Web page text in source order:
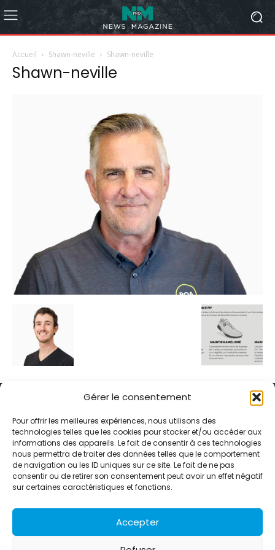
Gérer le consentement
Pour offrir les meilleures expériences, nous utilisons des
technologies telles que les cookies pour stocker et/ou accéder aux
informations des appareils. Le fait de consentir à ces technologies
nous permettra de traiter des données telles que le comportement
de navigation ou les ID uniques sur ce site. Le fait de ne pas
consentir ou de retirer son consentement peut avoir un effet négatif
sur certaines caractéristiques et fonctions.
Accepter
Accueil Shawn-neville Shawn-neville
Shawn-neville
Alternative Média est une agence de relations presse et de
relations publiques basée à Grenoble. Depuis 1995, elle conçoit et
pilote des stratégies de visibilité en France et à l’international
grâce à un réseau d’agences partenaires.